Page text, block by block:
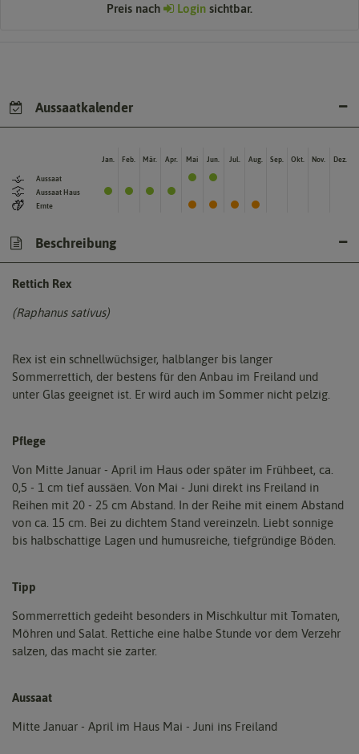
Preis nach Login sichtbar.
Aussaatkalender
Aussaat
Aussaat Haus
Ernte
Jan. Feb. Mär. Apr. Mai Jun. Jul. Aug. Sep. Okt. Nov. Dez.
Beschreibung
Rettich Rex
(Raphanus sativus)
Rex ist ein schnellwüchsiger, halblanger bis langer
Sommerrettich, der bestens für den Anbau im Freiland und
unter Glas geeignet ist. Er wird auch im Sommer nicht pelzig.
Pflege
Von Mitte Januar - April im Haus oder später im Frühbeet, ca.
0,5 - 1 cm tief aussäen. Von Mai - Juni direkt ins Freiland in
Reihen mit 20 - 25 cm Abstand. In der Reihe mit einem Abstand
von ca. 15 cm. Bei zu dichtem Stand vereinzeln. Liebt sonnige
bis halbschattige Lagen und humusreiche, tiefgründige Böden.
Tipp
Sommerrettich gedeiht besonders in Mischkultur mit Tomaten,
Möhren und Salat. Rettiche eine halbe Stunde vor dem Verzehr
salzen, das macht sie zarter.
Aussaat
Mitte Januar - April im Haus Mai - Juni ins Freiland